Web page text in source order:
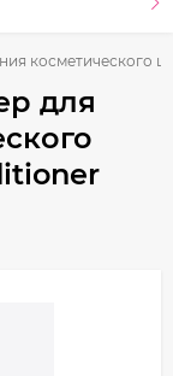
косметического
для